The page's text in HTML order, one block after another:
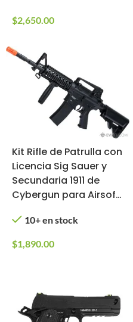
$2,650.00
Kit Rifle de Patrulla con
Licencia Sig Sauer y
Secundaria 1911 de
Cybergun para Airsoft
10+ en stock
$1,890.00